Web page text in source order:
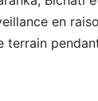
en
terrain